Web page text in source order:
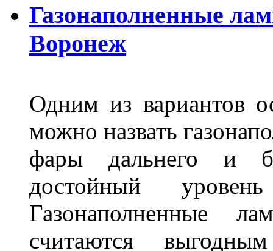
Газонаполненные
Воронеж
Одним из вариантов
можно назвать
фары дальнего и
достойный
Газонаполненные
считаются